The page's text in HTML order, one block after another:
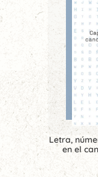
Letra,
en el